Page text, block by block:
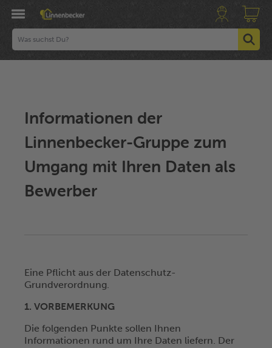
Informationen der
Linnenbecker-Gruppe zum
Umgang mit Ihren Daten als
Bewerber
Eine Pflicht aus der Datenschutz-
Grundverordnung.
1. VORBEMERKUNG
Die folgenden Punkte sollen Ihnen
Informationen rund um Ihre Daten liefern. Der